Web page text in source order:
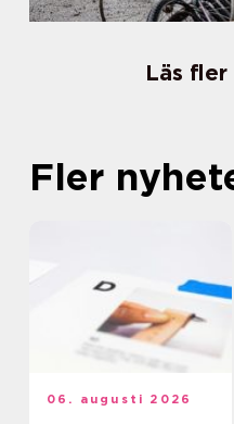
Läs fler
Fler
06. augusti 2026